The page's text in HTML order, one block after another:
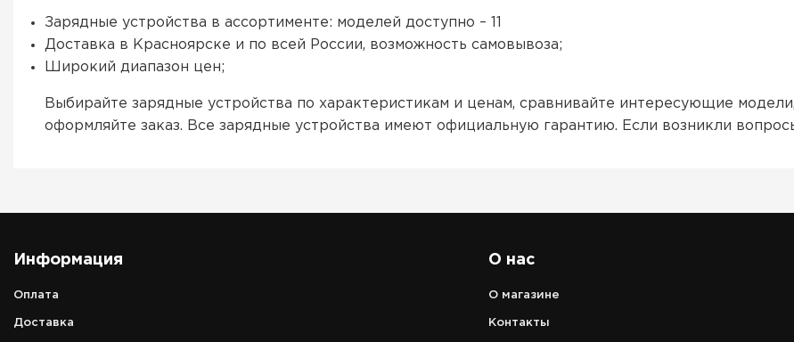
Зарядные устройства в ассортименте: моделей доступно – 11
Доставка в Красноярске и по всей России, возможность самовывоза;
Широкий диапазон цен;
Выбирайте зарядные устройства по характеристикам и ценам, сравнивайте интересующие
оформляйте заказ. Все зарядные устройства имеют официальную гарантию. Если возникли
Информация
Оплата
Доставка
О нас
О магазине
Контакты